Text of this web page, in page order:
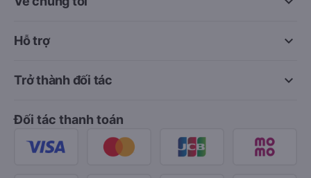
keyboard_arrow_down
Hỗ trợ
keyboard_arrow_down
Trở thành đối tác
Đối tác thanh toán